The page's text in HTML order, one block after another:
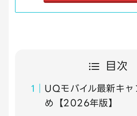
目次
UQモバイル最新キャ
め【2026年版】